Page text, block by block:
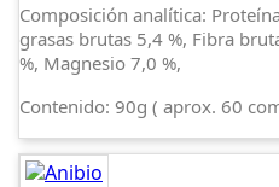
Composición analítica:
grasas brutas 5,4 %, Fibra
%, Magnesio 7,0 %,
Contenido: 90g ( aprox. 60